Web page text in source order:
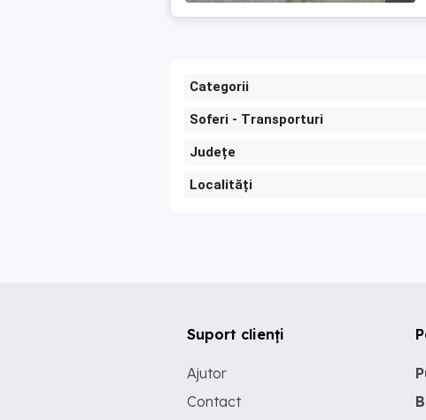
Categorii
Soferi - Transporturi
Județe
Localități
Suport clienți
Ajutor
Contact